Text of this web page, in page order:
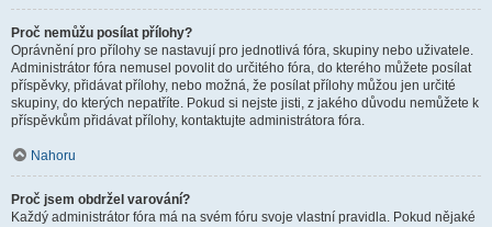
Proč nemůžu posílat přílohy?
Oprávnění pro přílohy se nastavují pro jednotlivá fóra, skupiny nebo uživatele.
Administrátor fóra nemusel povolit do určitého fóra, do kterého můžete posílat
příspěvky, přidávat přílohy, nebo možná, že posílat přílohy můžou jen určité
skupiny, do kterých nepatříte. Pokud si nejste jisti, z jakého důvodu nemůžete k
příspěvkům přidávat přílohy, kontaktujte administrátora fóra.
Nahoru
Proč jsem obdržel varování?
Každý administrátor fóra má na svém fóru svoje vlastní pravidla. Pokud nějaké